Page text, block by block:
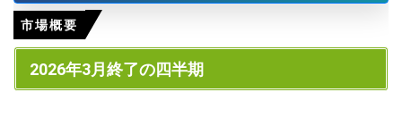
市場概要
2026年3月終了の四半期